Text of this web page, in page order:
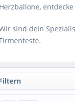
Herzballone,
sind dein
Firmenfeste.